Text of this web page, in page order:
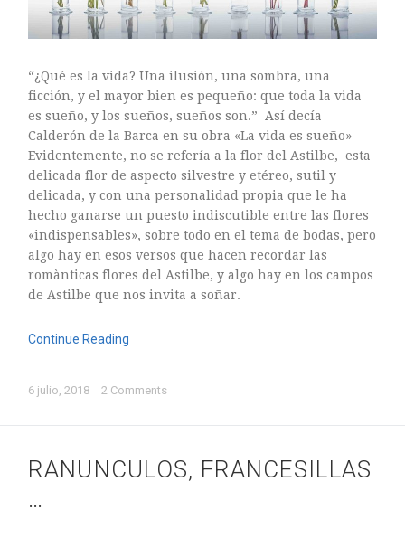
mayo 2016
abril 2016
febrero 2016
enero 2016
diciembre 2015
noviembre 2015
octubre 2015
septiembre 2015
agosto 2015
julio 2015
julio 2014
“¿Qué es la vida? Una ilusión, una sombra, una
ficción, y el mayor bien es pequeño: que toda la vida
es sueño, y los sueños, sueños son.” Así decía
Calderón de la Barca en su obra «La vida es sueño»
Evidentemente, no se refería a la flor del Astilbe, esta
delicada flor de aspecto silvestre y etéreo, sutil y
delicada, y con una personalidad propia que le ha
hecho ganarse un puesto indiscutible entre las flores
«indispensables», sobre todo en el tema de bodas, pero
algo hay en esos versos que hacen recordar las
romànticas flores del Astilbe, y algo hay en los campos
de Astilbe que nos invita a soñar.
Continue Reading
6 julio, 2018 2 Comments
RANUNCULOS, FRANCESILLAS
…